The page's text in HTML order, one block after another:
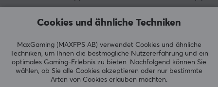
Benutzerfreundlichkeit. Die Schalter von Durock werden
unverwechselbaren Klang und ihre dauerhafte
Zuverlässigkeit gelobt. Das Sortiment umfasst
verschiedene Arten von Schaltern, so dass
Tastaturliebhaber ihre Tastaturen nach ihren eigenen
3.0
Basierend auf 1 Bewertung
5
0%
4
100%
2
0%
1
Cookies und ähnliche Techniken
MaxGaming (MAXFPS AB) verwendet Cookies und ähnliche
Techniken, um Ihnen die bestmögliche Nutzererfahrung und ein
optimales Gaming-Erlebnis zu bieten. Nachfolgend können Sie
wählen, ob Sie alle Cookies akzeptieren oder nur bestimmte
Arten von Cookies erlauben möchten.